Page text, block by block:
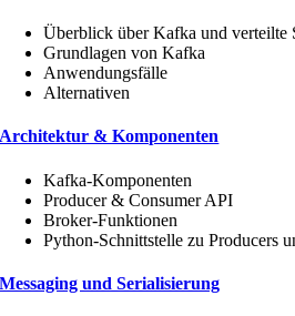
Überblick über Kafka und verteilte
Grundlagen von Kafka
Anwendungsfälle
Alternativen
Architektur & Komponenten
Kafka-Komponenten
Producer & Consumer API
Broker-Funktionen
Python-Schnittstelle zu Producers
Messaging und Serialisierung